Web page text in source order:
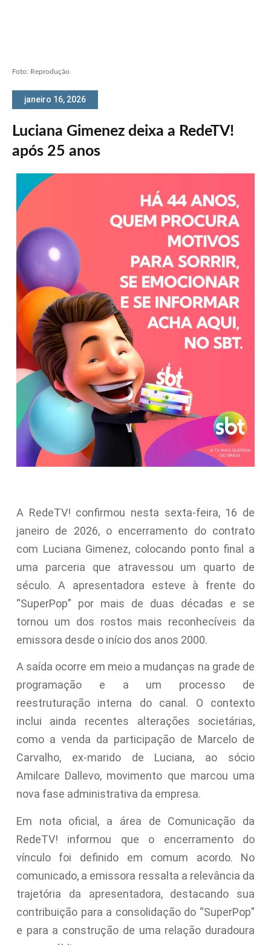
Foto: Reprodução
janeiro 16, 2026
Luciana Gimenez deixa a RedeTV!
após 25 anos
A RedeTV! confirmou nesta sexta-feira, 16 de
janeiro de 2026, o encerramento do contrato
com Luciana Gimenez, colocando ponto final a
uma parceria que atravessou um quarto de
século. A apresentadora esteve à frente do
“SuperPop” por mais de duas décadas e se
tornou um dos rostos mais reconhecíveis da
emissora desde o início dos anos 2000.
A saída ocorre em meio a mudanças na grade de
programação e a um processo de
reestruturação interna do canal. O contexto
inclui ainda recentes alterações societárias,
como a venda da participação de Marcelo de
Carvalho, ex-marido de Luciana, ao sócio
Amilcare Dallevo, movimento que marcou uma
nova fase administrativa da empresa.
Em nota oficial, a área de Comunicação da
RedeTV! informou que o encerramento do
vínculo foi definido em comum acordo. No
comunicado, a emissora ressalta a relevância da
trajetória da apresentadora, destacando sua
contribuição para a consolidação do “SuperPop”
e para a construção de uma relação duradoura